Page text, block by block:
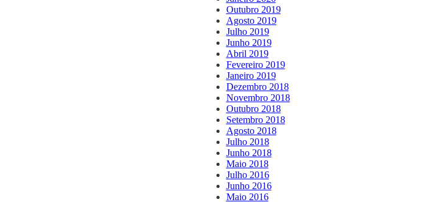
Outubro 2019
Agosto 2019
Julho 2019
Junho 2019
Abril 2019
Fevereiro 2019
Janeiro 2019
Dezembro 2018
Novembro 2018
Outubro 2018
Setembro 2018
Agosto 2018
Julho 2018
Junho 2018
Maio 2018
Julho 2016
Junho 2016
Maio 2016